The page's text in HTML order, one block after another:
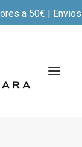
a 50€ |